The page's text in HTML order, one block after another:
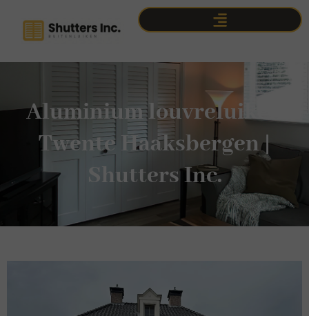
Aluminium louvreluiken
Twente Haaksbergen |
Shutters Inc.